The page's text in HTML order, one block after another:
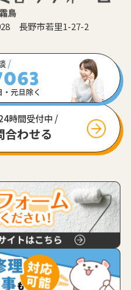
長野市若里1-27-2
/
元旦除く
時間受付中 /
合わせる